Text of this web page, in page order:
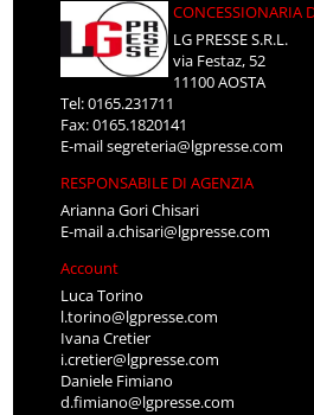
CONCESSIONARIA
LG PRESSE S.R.L.
via Festaz, 52
11100 AOSTA
Tel: 0165.231711
Fax: 0165.1820141
E-mailsegreteria@lgpresse.com
RESPONSABILE DI AGENZIA
Arianna Gori Chisari
E-maila.chisari@lgpresse.com
Account
Luca Torino
l.torino@lgpresse.com
Ivana Cretier
i.cretier@lgpresse.com
Daniele Fimiano
d.fimiano@lgpresse.com